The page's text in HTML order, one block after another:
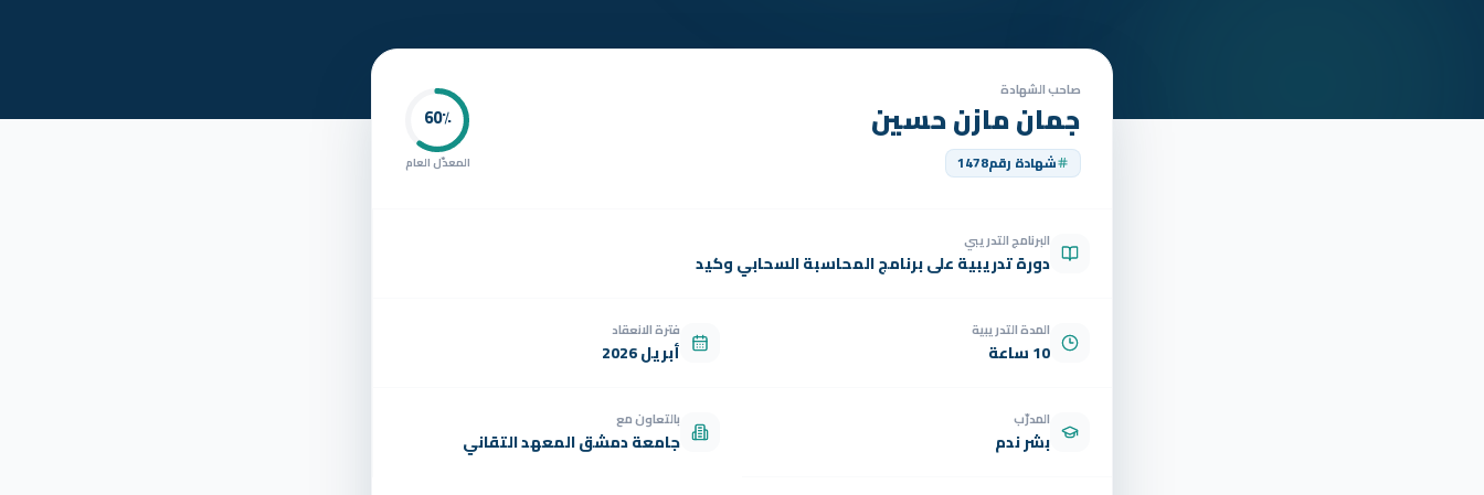
صاحب الشهادة
جمان مازن حسين
شهادة رقم1478
60٪
المعدّل العام
البرنامج التدريبي
دورة تدريبية على برنامج المحاسبة السحابي وكيد
المدة التدريبية
10 ساعة
فترة الانعقاد
أبريل 2026
المدرّب
بشر ندم
بالتعاون مع
جامعة دمشق المعهد التقاني